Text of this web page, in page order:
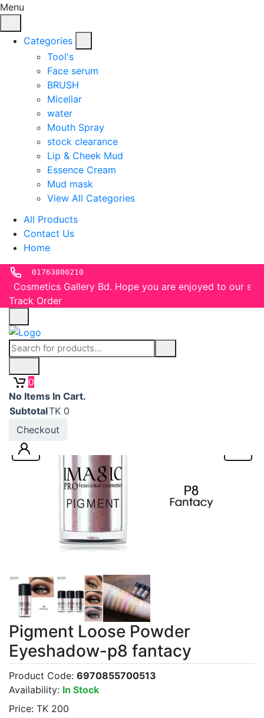
Menu
Categories
Tool's
Face serum
BRUSH
Micellar
water
Mouth Spray
stock clearance
Lip & Cheek Mud
Essence Cream
Mud mask
View All Categories
All Products
Contact Us
Home
01763800210
Cosmetics Gallery Bd. Hope you are enjoyed to our
Track Order
0
No Items In Cart.
SubtotalTK 0
Checkout
Pigment Loose Powder
Eyeshadow-p8 fantacy
Product Code: 6970855700513
Availability: In Stock
Price: TK 200